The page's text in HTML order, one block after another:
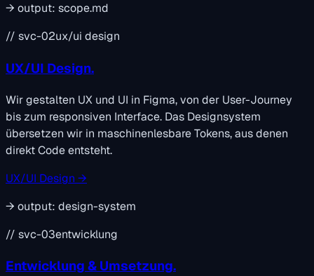
→ output: scope.md
// svc-02ux/ui design
UX/UI Design.
Wir gestalten UX und UI in Figma, von der User-Journey
bis zum responsiven Interface. Das Designsystem
übersetzen wir in maschinenlesbare Tokens, aus denen
direkt Code entsteht.
UX/UI Design →
→ output: design-system
// svc-03entwicklung
Entwicklung & Umsetzung.